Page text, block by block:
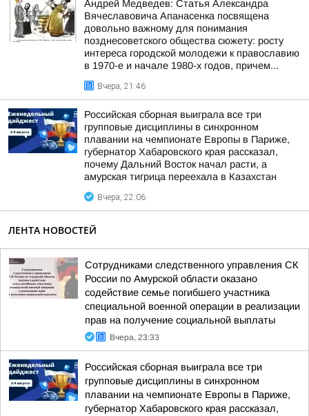
Андрей Медведев: Статья Александра
Вячеславовича Апанасенка посвящена
довольно важному для понимания
позднесоветского общества сюжету: росту
интереса городской молодежи к православию
в 1970-е и начале 1980-х годов, причем...
Вчера, 21:46
Российская сборная выиграла все три
групповые дисциплины в синхронном
плавании на чемпионате Европы в Париже,
губернатор Хабаровского края рассказал,
почему Дальний Восток начал расти, а
амурская тигрица переехала в Казахстан
Вчера, 22:06
ЛЕНТА НОВОСТЕЙ
Сотрудниками следственного управления СК
России по Амурской области оказано
содействие семье погибшего участника
специальной военной операции в реализации
прав на получение социальной выплаты
Вчера, 23:33
Российская сборная выиграла все три
групповые дисциплины в синхронном
плавании на чемпионате Европы в Париже,
губернатор Хабаровского края рассказал,